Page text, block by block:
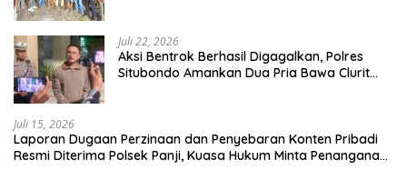
Juli 22, 2026
Aksi Bentrok Berhasil Digagalkan, Polres
Situbondo Amankan Dua Pria Bawa Clurit
Juli 15, 2026
Laporan Dugaan Perzinaan dan Penyebaran Konten Pribadi
Resmi Diterima Polsek Panji, Kuasa Hukum Minta Penanganan